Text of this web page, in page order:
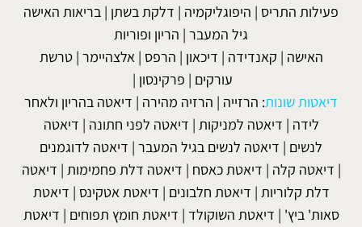
פעילות התריס | היפוגליקמיה | דלקת בשתן | בריאות האישה
גיל המעבר | הריון ופוריות
האישה | קאנדידה | דיכאון | הרפס |אלצהיימר |טרשת
עורקים | פרקינסון |
דיאטות שונות: הרזייה | הרזיה מהירה | דיאטה בהריון ולאחר
לידה | דיאטה למניקות | דיאטה לפני חתונה | דיאטה
לנשים | דיאטה לנשים בגיל המעבר | דיאטה לדוגמנים
| דיאטה קלה | דיאטת כאסח | דיאטה דלת פחמימות | דיאטה
דלת קלוריות | דיאטת חלבונים | דיאטת אטקינס | דיאטת
סאות' ביץ' | דיאטת השוקולד | דיאטת חומץ תפוחים | דיאטת